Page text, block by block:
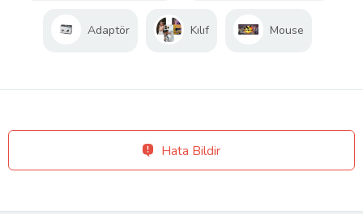
Adaptör Kılıf Mouse
Hata Bildir